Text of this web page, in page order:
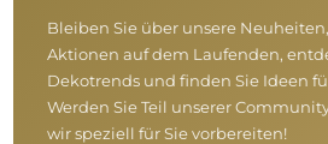
Bleiben Sie über unsere
Aktionen auf dem Laufenden,
Dekotrends und finden Sie Ideen
Werden Sie Teil unserer
wir speziell für Sie vorbereiten!